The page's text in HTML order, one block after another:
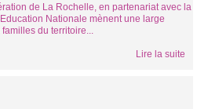
de La Rochelle, en partenariat avec la
Nationale mènent une large
du territoire...
Lire la suite